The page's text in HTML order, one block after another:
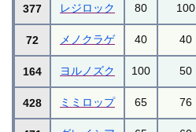
377 レジロック 80 100
72 メノクラゲ 40 40
164 ヨルノズク 100 50
428 ミミロップ 65 76